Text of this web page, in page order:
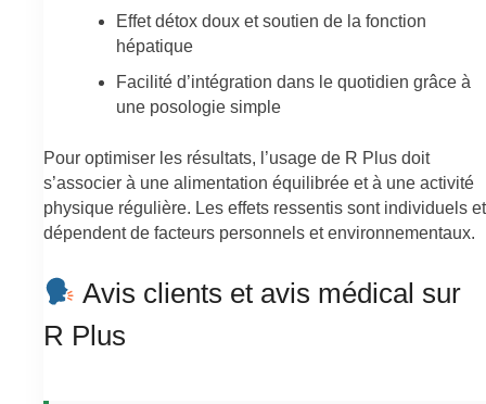
Effet détox doux et soutien de la fonction
hépatique
Facilité d’intégration dans le quotidien grâce à
une posologie simple
Pour optimiser les résultats, l’usage de R Plus doit
s’associer à une alimentation équilibrée et à une activité
physique régulière. Les effets ressentis sont individuels et
dépendent de facteurs personnels et environnementaux.
Avis clients et avis médical sur
R Plus